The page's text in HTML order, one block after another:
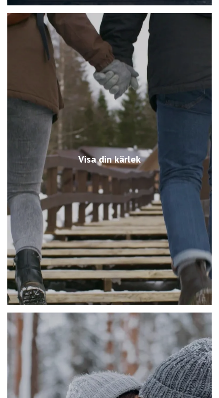
Visa din kärlek